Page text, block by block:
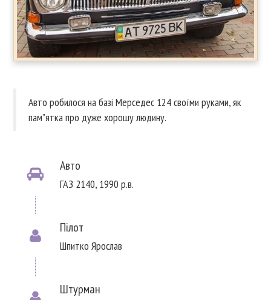
Авто робилося на базі Мерседес 124 своїми руками, як
пам”ятка про дуже хорошу людину.
Авто
ГАЗ 2140, 1990 р.в.
Пілот
Шпитко Ярослав
Штурман